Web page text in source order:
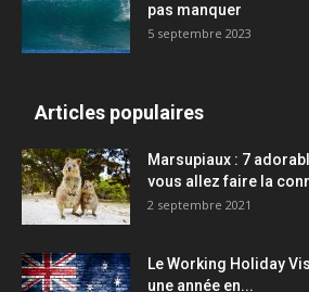
pas manquer
5 septembre 2023
Articles populaires
Marsupiaux : 7
vous allez faire la
2 septembre 2021
Le Working Holiday
une année en...